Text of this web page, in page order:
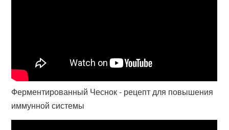
Ферментированный Чеснок - рецепт для повышения
иммунной системы